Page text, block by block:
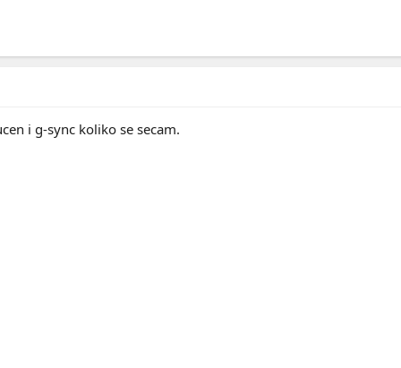
i g-sync koliko se secam.